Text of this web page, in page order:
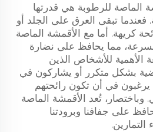
الماصة للرطوبة هي قدرتها
فعندما تبقى العرق على الجلد أو
كريهة. أما مع الأقمشة الماصة
مما يحافظ على نضارة
الأهمية للأشخاص الذين
بشكل متكرر أو يشاركون في
يرغبون في أن تكون رائحتهم
وباختصار، تُعد الأقمشة الماصة
على جفافنا وبرودتنا
التمارين.